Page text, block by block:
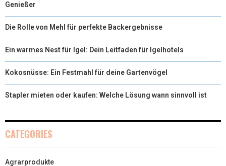
Genießer
Die Rolle von Mehl für perfekte Backergebnisse
Ein warmes Nest für Igel: Dein Leitfaden für Igelhotels
Kokosnüsse: Ein Festmahl für deine Gartenvögel
Stapler mieten oder kaufen: Welche Lösung wann sinnvoll ist
CATEGORIES
Agrarprodukte